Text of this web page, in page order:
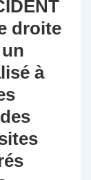
droite
à